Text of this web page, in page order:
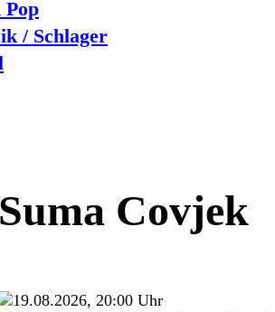
Pop
/ Schlager
Suma Covjek
19.08.2026, 20:00 Uhr